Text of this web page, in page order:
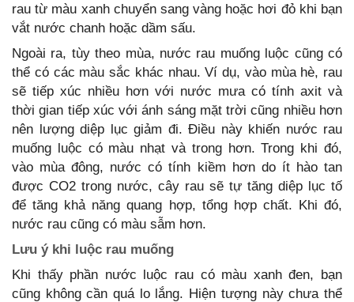
rau từ màu xanh chuyển sang vàng hoặc hơi đỏ khi bạn
vắt nước chanh hoặc dầm sấu.
Ngoài ra, tùy theo mùa, nước rau muống luộc cũng có
thể có các màu sắc khác nhau. Ví dụ, vào mùa hè, rau
sẽ tiếp xúc nhiều hơn với nước mưa có tính axit và
thời gian tiếp xúc với ánh sáng mặt trời cũng nhiều hơn
nên lượng diệp lục giảm đi. Điều này khiến nước rau
muống luộc có màu nhạt và trong hơn. Trong khi đó,
vào mùa đông, nước có tính kiềm hơn do ít hào tan
được CO2 trong nước, cây rau sẽ tự tăng diệp lục tố
để tăng khả năng quang hợp, tổng hợp chất. Khi đó,
nước rau cũng có màu sẫm hơn.
Lưu ý khi luộc rau muống
Khi thấy phần nước luộc rau có màu xanh đen, bạn
cũng không cần quá lo lắng. Hiện tượng này chưa thể